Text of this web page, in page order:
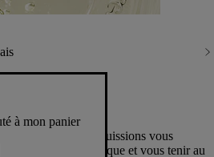
à mon panier
pour que nous puissions vous
communauté Diptyque et vous tenir au